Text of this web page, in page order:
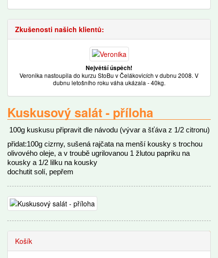
Zkušenosti našich klientů:
Největší úspěch!
Veronika nastoupila do kurzu StoBu v Čelákovicích v dubnu 2008. V
dubnu letošního roku váha ukázala - 40kg.
Kuskusový salát - příloha
100g kuskusu připravit dle návodu (vývar a šťáva z 1/2 citronu)
přidat:100g cizrny, sušená rajčata na menší kousky s trochou
olivového oleje, a v troubě ugrilovanou 1 žlutou papriku na
kousky a 1/2 lilku na kousky
dochutit solí, pepřem
Košík